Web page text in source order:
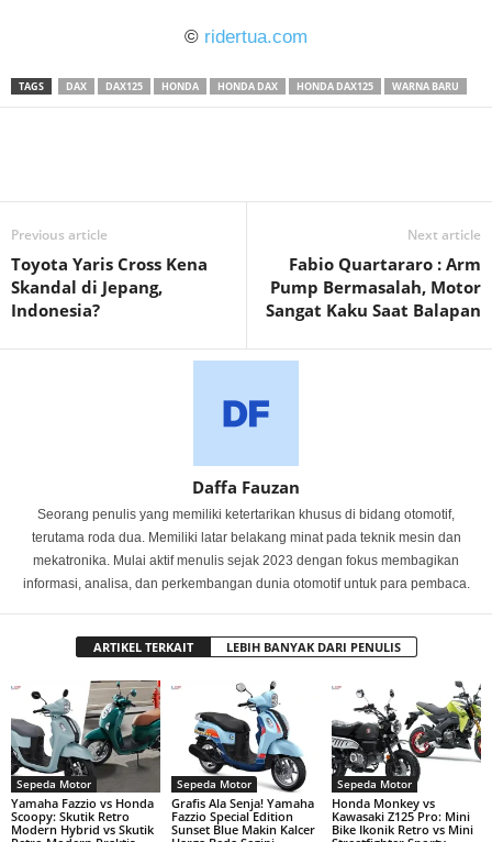
© ridertua.com
TAGS DAX DAX125 HONDA HONDA DAX HONDA DAX125 WARNA BARU
Previous article
Toyota Yaris Cross Kena
Skandal di Jepang,
Indonesia?
Next article
Fabio Quartararo : Arm
Pump Bermasalah, Motor
Sangat Kaku Saat Balapan
Daffa Fauzan
Seorang penulis yang memiliki ketertarikan khusus di bidang otomotif,
terutama roda dua. Memiliki latar belakang minat pada teknik mesin dan
mekatronika. Mulai aktif menulis sejak 2023 dengan fokus membagikan
informasi, analisa, dan perkembangan dunia otomotif untuk para pembaca.
ARTIKEL TERKAIT LEBIH BANYAK DARI PENULIS
Sepeda Motor
Yamaha Fazzio vs Honda
Scoopy: Skutik Retro
Modern Hybrid vs Skutik
Sepeda Motor
Grafis Ala Senja! Yamaha
Fazzio Special Edition
Sunset Blue Makin Kalcer
Sepeda Motor
Honda Monkey vs
Kawasaki Z125 Pro: Mini
Bike Ikonik Retro vs Mini